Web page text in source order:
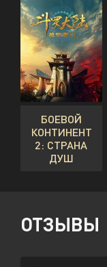
БОЕВОЙ
КОНТИНЕНТ
2: СТРАНА
ДУШ
ОТЗЫВЫ